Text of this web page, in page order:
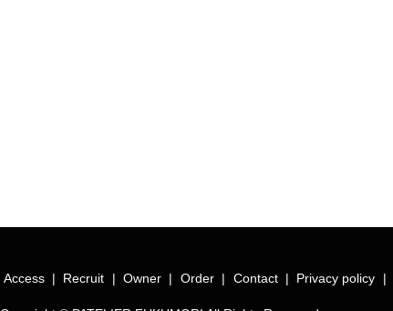
Access Recruit Owner Order Contact Privacy policy